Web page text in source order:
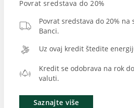
Povrat sredstava do 20%
Povrat sredstava do 20%
Banci.
Uz ovaj kredit štedite
Kredit se odobrava na rok
valuti.
Saznajte više